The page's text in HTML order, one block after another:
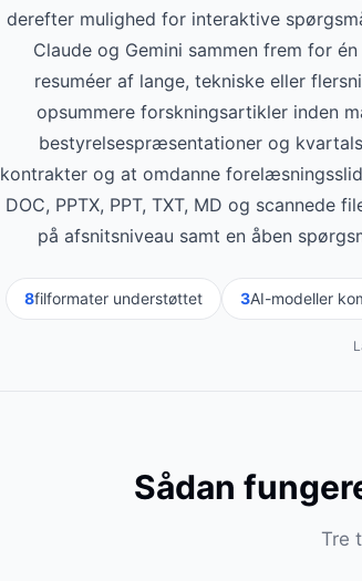
derefter mulighed for interaktive
Claude og Gemini sammen frem for
resuméer af lange, tekniske eller
opsummere forskningsartikler inden
bestyrelsespræsentationer og
kontrakter og at omdanne
DOC, PPTX, PPT, TXT, MD og scannede
på afsnitsniveau samt en åben
8filformater understøttet 3AI-modeller
Sådan
Tre